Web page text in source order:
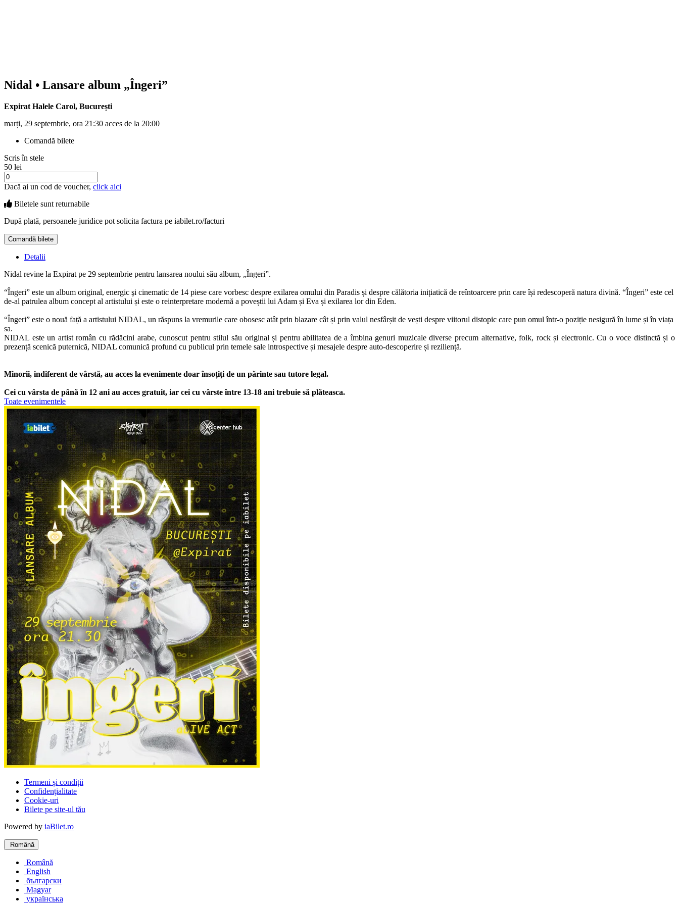
Nidal • Lansare album „Îngeri”
Expirat Halele Carol, București
marți, 29 septembrie, ora 21:30 acces de la 20:00
Comandă bilete
Scris în stele
50 lei
Dacă ai un cod de voucher, click aici
Biletele sunt returnabile
După plată, persoanele juridice pot solicita factura pe iabilet.ro/facturi
Comandă bilete
Detalii
Nidal revine la Expirat pe 29 septembrie pentru lansarea noului său album, „Îngeri”.
“Îngeri” este un album original, energic şi cinematic de 14 piese care vorbesc despre exilarea omului din Paradis și despre călătoria inițiatică de reîntoarcere prin care își redescoperă natura divină. “Îngeri” este cel
de-al patrulea album concept al artistului și este o reinterpretare modernă a poveștii lui Adam și Eva și exilarea lor din Eden.
“Îngeri” este o nouă față a artistului NIDAL, un răspuns la vremurile care obosesc atât prin blazare cât și prin valul nesfârșit de vești despre viitorul distopic care pun omul într-o poziție nesigură în lume și în viața
sa.
NIDAL este un artist român cu rădăcini arabe, cunoscut pentru stilul său original și pentru abilitatea de a îmbina genuri muzicale diverse precum alternative, folk, rock și electronic. Cu o voce distinctă și o
prezență scenică puternică, NIDAL comunică profund cu publicul prin temele sale introspective și mesajele despre auto-descoperire și reziliență.
Minorii, indiferent de vârstă, au acces la evenimente doar însoțiți de un părinte sau tutore legal.
Cei cu vârsta de până în 12 ani au acces gratuit, iar cei cu vârste între 13-18 ani trebuie să plăteasca.
Toate evenimentele
Termeni și condiții
Confidențialitate
Cookie-uri
Bilete pe site-ul tău
Powered by iaBilet.ro
Română
Română
English
български
Magyar
українська